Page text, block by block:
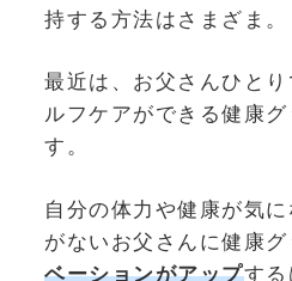
持する方法はさまざま。
最近は、お父さんひと
ルフケアができる健康
す。
自分の体力や健康が気
がないお父さんに健康グ
ベーションがアップする